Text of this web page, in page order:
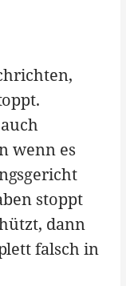
wenn es
stoppt
dann
falsch in